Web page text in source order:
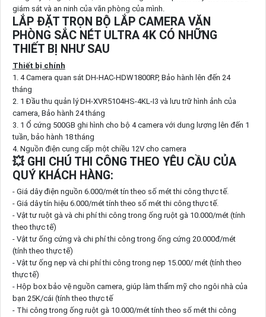
giám sát và an ninh của văn phòng của mình.
LẮP ĐẶT TRỌN BỘ LẮP CAMERA VĂN
PHÒNG SẮC NÉT ULTRA 4K CÓ NHỮNG
THIẾT BỊ NHƯ SAU
Thiết bị chính
1. 4 Camera quan sát DH-HAC-HDW1800RP, Bảo hành lên đến 24
tháng
2. 1 Đầu thu quản lý DH-XVR5104HS-4KL-I3 và lưu trữ hình ảnh của
camera, Bảo hành 24 tháng
3. 1 Ổ cứng 500GB ghi hình cho bộ 4 camera với dung lượng lên đến 1
tuần, bảo hành 18 tháng
4. Nguồn điện cung cấp một chiều 12V cho camera
💥 GHI CHÚ THI CÔNG THEO YÊU CẦU CỦA
QUÝ KHÁCH HÀNG:
- Giá dây điện nguồn 6.000/mét tín theo số mét thi công thực tế.
- Giá dây tín hiệu 6.000/mét tính theo số mét thi công thực tế.
- Vật tư ruột gà và chi phí thi công trong ống ruột gà 10.000/mét (tính
theo thực tế)
- Vật tư ống cứng và chi phí thi công trong ống cứng 20.000đ/mét
(tính theo thực tế)
- Vật tư ống nẹp và chi phí thi công trong nẹp 15.000/ mét (tính theo
thực tế)
- Hộp box bảo vệ nguồn camera, giúp làm thẩm mỹ cho ngôi nhà của
bạn 25K/cái (tính theo thực tế
- Thi công trong ống ruột gà 10.000/mét tính theo số mét thi công